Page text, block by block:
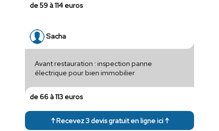
de 59 à 114 euros
Sacha
Avant restauration : inspection panne
électrique pour bien immobilier
de 66 à 113 euros
↑ Recevez 3 devis gratuit en ligne ici ↑